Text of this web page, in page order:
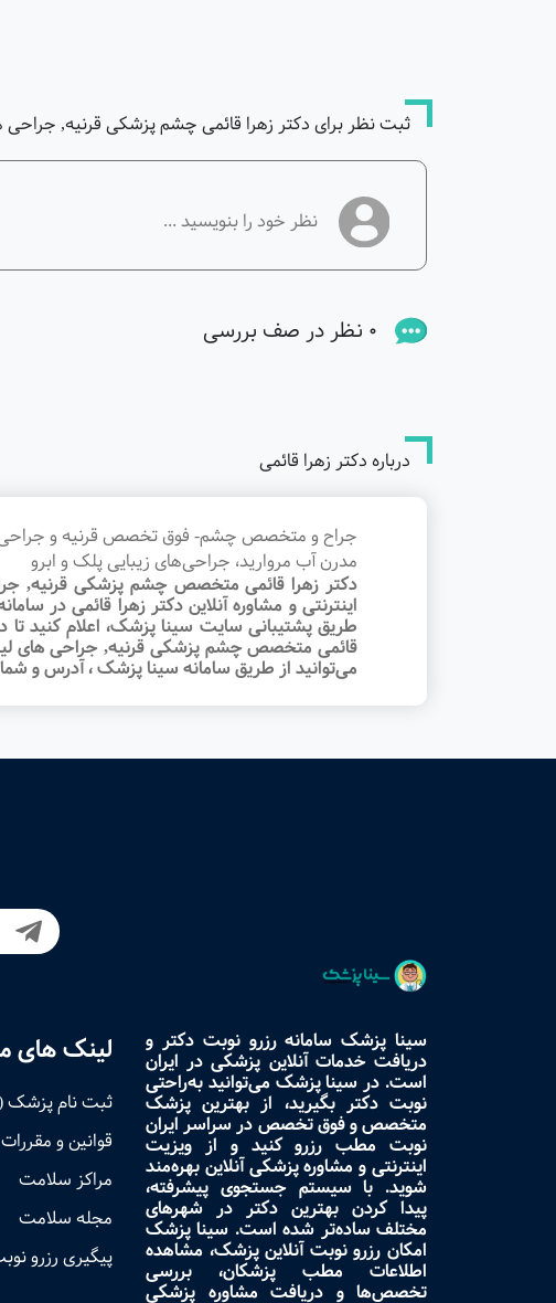
ثبت نظر برای دکتر زهرا قائمی چشم پزشکی قرنیه, جراحی
0 نظر در صف بررسی
درباره دکتر زهرا قائمی
جراح و متخصص چشم- فوق تخصص قرنیه و جراحی‌های
مدرن آب مروارید، جراحی‌های زیبایی پلک و ابرو
دکتر زهرا قائمی متخصص چشم پزشکی قرنیه,
اینترنتی و مشاوره آنلاین دکتر زهرا قائمی
طریق پشتیبانی سایت سینا پزشک، اعلام کنید
قائمی متخصص چشم پزشکی قرنیه, جراحی های
می‌توانید از طریق سامانه سینا پزشک ، آدرس و
سینا پزشک سامانه رزرو نوبت دکتر و
دریافت خدمات آنلاین پزشکی در ایران
است. در سینا پزشک می‌توانید به‌راحتی
نوبت دکتر بگیرید، از بهترین پزشک
متخصص و فوق تخصص در سراسر ایران
نوبت مطب رزرو کنید و از ویزیت
اینترنتی و مشاوره پزشکی آنلاین بهره‌مند
شوید. با سیستم جستجوی پیشرفته،
پیدا کردن بهترین دکتر در شهرهای
مختلف ساده‌تر شده است. سینا پزشک
امکان رزرو نوبت آنلاین پزشک، مشاهده
اطلاعات مطب پزشکان، بررسی
تخصص‌ها و دریافت مشاوره پزشکی
لینک های
ثبت نام پزشک
قوانین و مقررات
مراکز سلامت
مجله سلامت
پیگیری رزرو